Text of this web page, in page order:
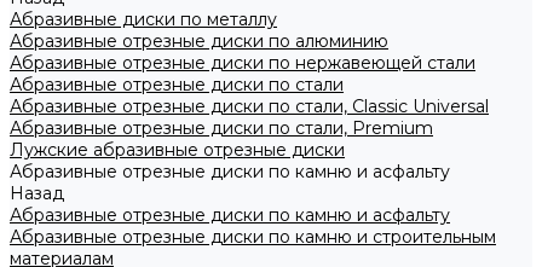
Абразивные диски по металлу
Абразивные отрезные диски по алюминию
Абразивные отрезные диски по нержавеющей стали
Абразивные отрезные диски по стали
Абразивные отрезные диски по стали, Classic Universal
Абразивные отрезные диски по стали, Premium
Лужские абразивные отрезные диски
Абразивные отрезные диски по камню и асфальту
Назад
Абразивные отрезные диски по камню и асфальту
Абразивные отрезные диски по камню и строительным
материалам